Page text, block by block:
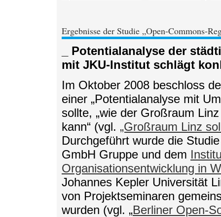
Ergebnisse der Studie „Open-Commons-
_ Potentialanalyse der
mit JKU-Institut schlägt
Im Oktober 2008 beschloss
einer „Potentialanalyse mit
sollte, „wie der Großraum
kann“ (vgl. „Großraum Linz
Durchgeführt wurde die
GmbH Gruppe und dem
Organisationsentwicklung in
Johannes Kepler Universität
von Projektseminaren
wurden (vgl. „Berliner Open-